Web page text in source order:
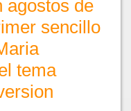
agostos de
sencillo
tema